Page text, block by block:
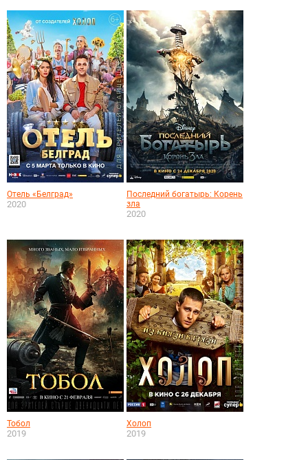
Отель «Белград»
2020
Последний богатырь: Корень
зла
2020
Тобол
2019
Холоп
2019